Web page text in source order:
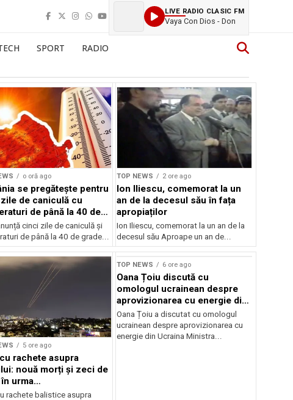
LIVE RADIO CLASIC FM
Vaya Con Dios - Don
SPORT RADIO
o oră ago
se pregătește pentru
de caniculă cu
de până la 40 de
cinci zile de caniculă și
de până la 40 de grade...
TOP NEWS 2 ore ago
Ion Iliescu, comemorat la un
an de la decesul său în fața
apropiaților
Ion Iliescu, comemorat la un an de la
decesul său Aproape un an de...
5 ore ago
rachete asupra
nouă morți și zeci de
urma
rachete balistice asupra
TOP NEWS 6 ore ago
Oana Țoiu discută cu
omologul ucrainean despre
aprovizionarea cu energie din
Ucraina
Oana Țoiu a discutat cu omologul
ucrainean despre aprovizionarea cu
energie din Ucraina Ministra...